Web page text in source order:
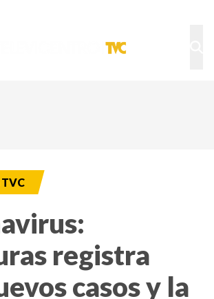
TVC
registra
casos y la